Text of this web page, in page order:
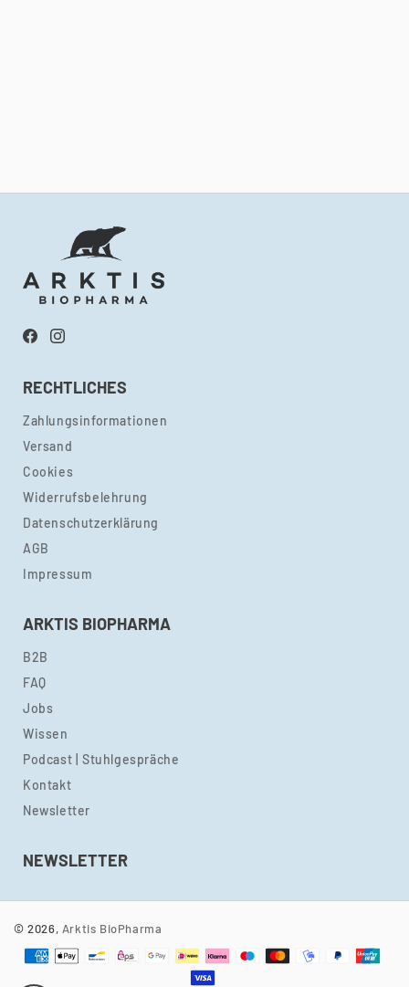
FacebookInstagram
RECHTLICHES
Zahlungsinformationen
Versand
Cookies
Widerrufsbelehrung
Datenschutzerklärung
AGB
Impressum
ARKTIS BIOPHARMA
B2B
FAQ
Jobs
Wissen
Podcast | Stuhlgespräche
Kontakt
Newsletter
NEWSLETTER
© 2026, Arktis BioPharma
Zahlungsmethoden